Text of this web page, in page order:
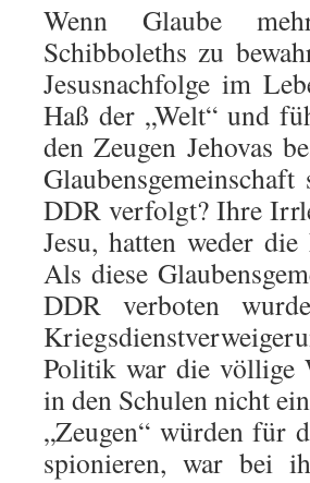
Wenn Glaube
Schibboleths zu
Jesusnachfolge im
Haß der „Welt“ und
den Zeugen Jehovas
DDR verfolgt? Ihre
Jesu, hatten weder
Als diese
DDR verboten
Politik war die völlige
in den Schulen nicht
„Zeugen“ würden für
spionieren, war bei